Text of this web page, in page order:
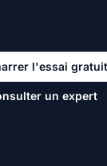
l'essai gratuit
un expert